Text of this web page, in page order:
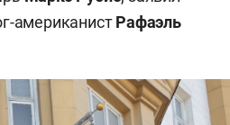
американистРафаэль